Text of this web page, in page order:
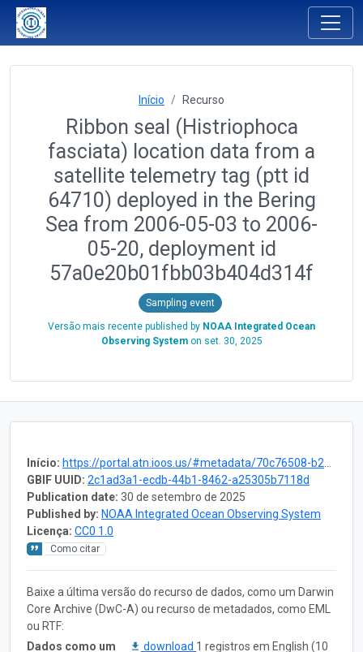
Início Recurso
Ribbon seal (Histriophoca
fasciata) location data from a
satellite telemetry tag (ptt id
64710) deployed in the Bering
Sea from 2006-05-03 to 2006-
05-20, deployment id
57a0e20b01fbb03b404d314f
Sampling event
Versão mais recente published by NOAA Integrated Ocean
Observing Systemon set. 30, 2025
Início: https://portal.atn.ioos.us/#metadata/70c76508-b252-4c3d-9f27-e4cba9300537/project
GBIF UUID: 2c1ad3a1-ecdb-44b1-8462-a25305b7118d
Publication date: 30 de setembro de 2025
Published by: NOAA Integrated Ocean Observing System
Licença: CC0 1.0
Como citar
Baixe a última versão do recurso de dados, como um Darwin
Core Archive (DwC-A) ou recurso de metadados, como EML
ou RTF:
Dados como um
download 1 registros em English (10